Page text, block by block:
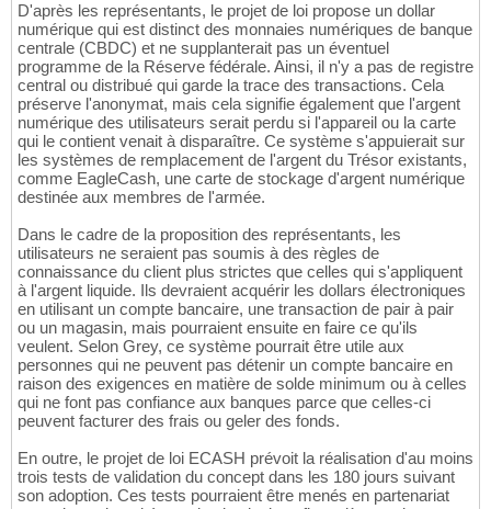
D'après les représentants, le projet de loi propose un dollar
numérique qui est distinct des monnaies numériques de banque
centrale (CBDC) et ne supplanterait pas un éventuel
programme de la Réserve fédérale. Ainsi, il n'y a pas de registre
central ou distribué qui garde la trace des transactions. Cela
préserve l'anonymat, mais cela signifie également que l'argent
numérique des utilisateurs serait perdu si l'appareil ou la carte
qui le contient venait à disparaître. Ce système s'appuierait sur
les systèmes de remplacement de l'argent du Trésor existants,
comme EagleCash, une carte de stockage d'argent numérique
destinée aux membres de l'armée.
Dans le cadre de la proposition des représentants, les
utilisateurs ne seraient pas soumis à des règles de
connaissance du client plus strictes que celles qui s'appliquent
à l'argent liquide. Ils devraient acquérir les dollars électroniques
en utilisant un compte bancaire, une transaction de pair à pair
ou un magasin, mais pourraient ensuite en faire ce qu'ils
veulent. Selon Grey, ce système pourrait être utile aux
personnes qui ne peuvent pas détenir un compte bancaire en
raison des exigences en matière de solde minimum ou à celles
qui ne font pas confiance aux banques parce que celles-ci
peuvent facturer des frais ou geler des fonds.
En outre, le projet de loi ECASH prévoit la réalisation d'au moins
trois tests de validation du concept dans les 180 jours suivant
son adoption. Ces tests pourraient être menés en partenariat